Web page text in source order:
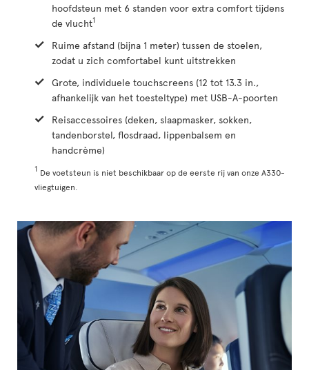
hoofdsteun met 6 standen voor extra comfort tijdens
de vlucht1
Ruime afstand (bijna 1 meter) tussen de stoelen,
zodat u zich comfortabel kunt uitstrekken
Grote, individuele touchscreens (12 tot 13.3 in.,
afhankelijk van het toesteltype) met USB-A-poorten
Reisaccessoires (deken, slaapmasker, sokken,
tandenborstel, flosdraad, lippenbalsem en
handcrème)
1 De voetsteun is niet beschikbaar op de eerste rij van onze A330-
vliegtuigen.